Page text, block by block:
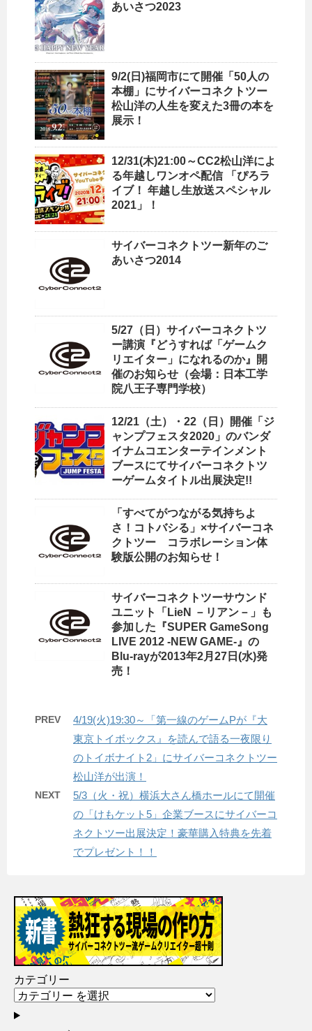
あいさつ2023
9/2(日)福岡市にて開催「50人の
本棚」にサイバーコネクトツー
松山洋の人生を変えた3冊の本を
展示！
12/31(木)21:00～CC2松山洋によ
る年越しワンオペ配信 「ぴろラ
イブ！ 年越し生放送スペシャル
2021」！
サイバーコネクトツー新年のご
あいさつ2014
5/27（日）サイバーコネクトツ
ー講演『どうすれば「ゲームク
リエイター」になれるのか』開
催のお知らせ（会場：日本工学
院八王子専門学校）
12/21（土）・22（日）開催「ジ
ャンプフェスタ2020」のバンダ
イナムコエンターテインメント
ブースにてサイバーコネクトツ
ーゲームタイトル出展決定!!
「すべてがつながる気持ちよ
さ！コトバシる」×サイバーコネ
クトツー コラボレーション体
験版公開のお知らせ！
サイバーコネクトツーサウンド
ユニット「LieN －リアン－」も
参加した『SUPER GameSong
LIVE 2012 -NEW GAME-』の
Blu-rayが2013年2月27日(水)発
売！
PREV
4/19(火)19:30～「第一線のゲームPが『大
東京トイボックス』を読んで語る一夜限り
のトイボナイト2」にサイバーコネクトツー
松山洋が出演！
NEXT
5/3（火・祝）横浜大さん橋ホールにて開催
の「けもケット5」企業ブースにサイバーコ
ネクトツー出展決定！豪華購入特典を先着
でプレゼント！！
カテゴリー